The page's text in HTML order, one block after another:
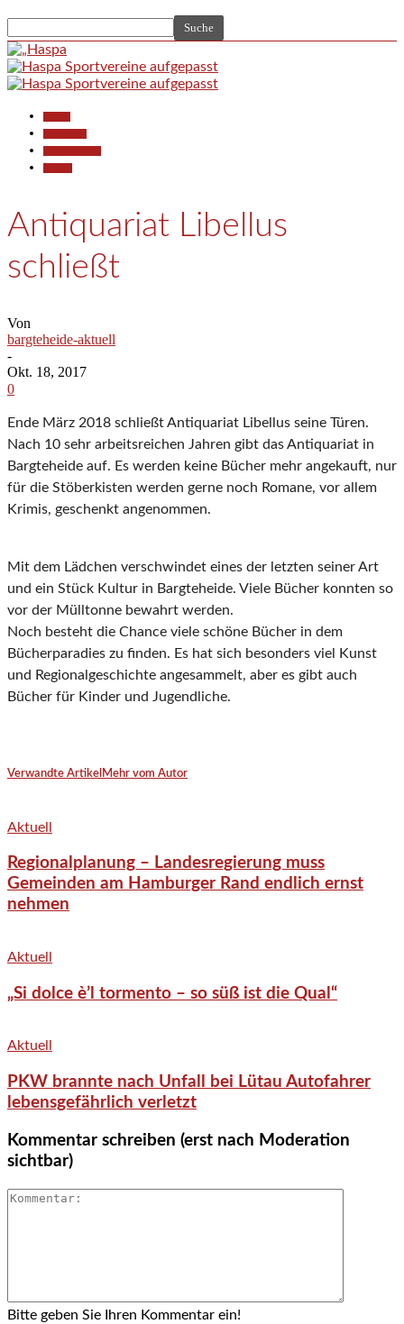
Antiquariat Libellus
schließt
Von
bargteheide-aktuell
-
Okt. 18, 2017
0
Ende März 2018 schließt Antiquariat Libellus seine Türen.
Nach 10 sehr arbeitsreichen Jahren gibt das Antiquariat in
Bargteheide auf. Es werden keine Bücher mehr angekauft, nur
für die Stöberkisten werden gerne noch Romane, vor allem
Krimis, geschenkt angenommen.
Mit dem Lädchen verschwindet eines der letzten seiner Art
und ein Stück Kultur in Bargteheide. Viele Bücher konnten so
vor der Mülltonne bewahrt werden.
Noch besteht die Chance viele schöne Bücher in dem
Bücherparadies zu finden. Es hat sich besonders viel Kunst
und Regionalgeschichte angesammelt, aber es gibt auch
Bücher für Kinder und Jugendliche.
Verwandte Artikel Mehr vom Autor
Aktuell
Regionalplanung – Landesregierung muss
Gemeinden am Hamburger Rand endlich ernst
nehmen
Aktuell
„Si dolce è’l tormento – so süß ist die Qual“
Aktuell
PKW brannte nach Unfall bei Lütau Autofahrer
lebensgefährlich verletzt
Kommentar schreiben (erst nach Moderation
sichtbar)
Bitte geben Sie Ihren Kommentar ein!